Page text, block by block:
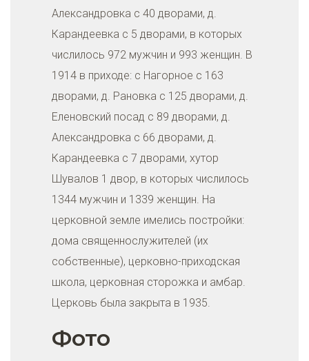
Александровка с 40 дворами, д.
Карандеевка с 5 дворами, в которых
числилось 972 мужчин и 993 женщин. В
1914 в приходе: с Нагорное с 163
дворами, д. Рановка с 125 дворами, д.
Еленовский посад с 89 дворами, д.
Александровка с 66 дворами, д.
Карандеевка с 7 дворами, хутор
Шувалов 1 двор, в которых числилось
1344 мужчин и 1339 женщин. На
церковной земле имелись постройки:
дома священнослужителей (их
собственные), церковно-приходская
школа, церковная сторожка и амбар.
Церковь была закрыта в 1935.
Фото